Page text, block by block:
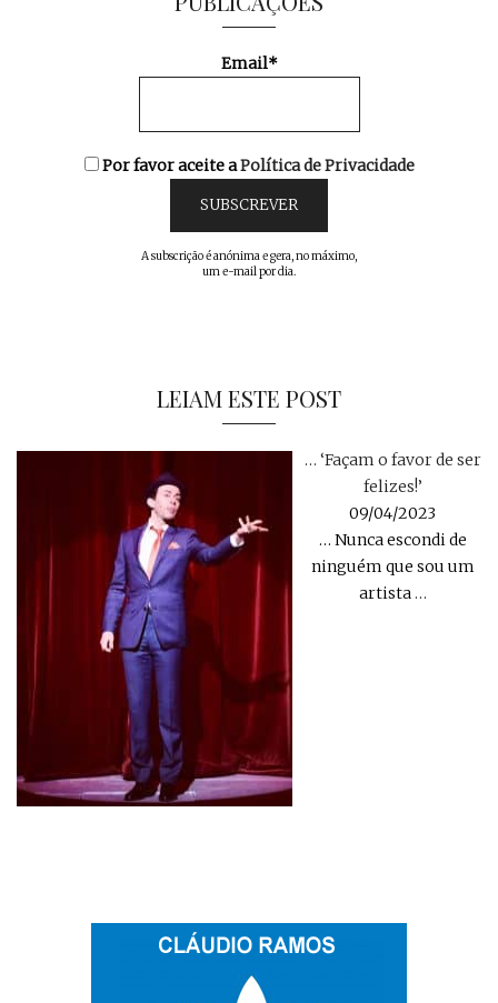
Email*
Por favor aceite aPolítica de Privacidade
A subscrição é anónima e gera, no máximo,
um e-mail por dia.
LEIAM ESTE POST
… ‘Façam o favor de ser
felizes!’
09/04/2023
… Nunca escondi de
ninguém que sou um
artista …